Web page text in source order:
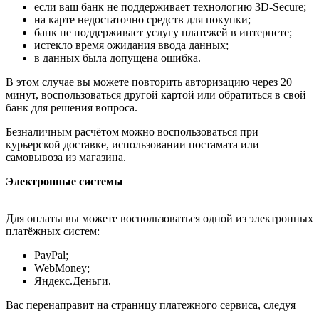
если ваш банк не поддерживает технологию 3D-Secure;
на карте недостаточно средств для покупки;
банк не поддерживает услугу платежей в интернете;
истекло время ожидания ввода данных;
в данных была допущена ошибка.
В этом случае вы можете повторить авторизацию через 20
минут, воспользоваться другой картой или обратиться в свой
банк для решения вопроса.
Безналичным расчётом можно воспользоваться при
курьерской доставке, использовании постамата или
самовывоза из магазина.
Электронные системы
Для оплаты вы можете воспользоваться одной из электронных
платёжных систем:
PayPal;
WebMoney;
Яндекс.Деньги.
Вас перенаправит на страницу платежного сервиса, следуя